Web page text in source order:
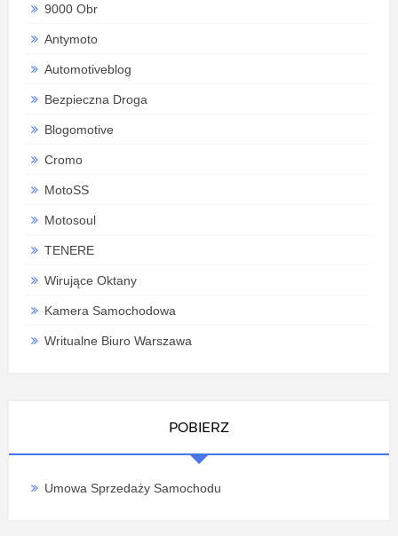
9000 Obr
Antymoto
Automotiveblog
Bezpieczna Droga
Blogomotive
Cromo
MotoSS
Motosoul
TENERE
Wirujące Oktany
Kamera Samochodowa
Writualne Biuro Warszawa
POBIERZ
Umowa Sprzedaży Samochodu